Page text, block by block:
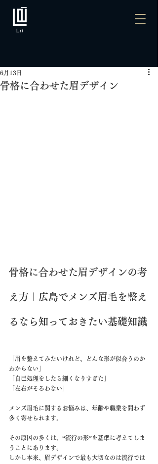
骨格に合わせた眉デザイン
6月13日
骨格に合わせた眉デザインの考
え方｜広島でメンズ眉毛を整え
るなら知っておきたい基礎知識
「眉を整えてみたいけれど、どんな形が似合うのか
わからない」
「自己処理をしたら細くなりすぎた」
「左右がそろわない」
メンズ眉毛に関するお悩みは、年齢や職業を問わず
多く寄せられます。
その原因の多くは、“流行の形”を基準に考えてしま
うことにあります。
しかし本来、眉デザインで最も大切なのは流行では